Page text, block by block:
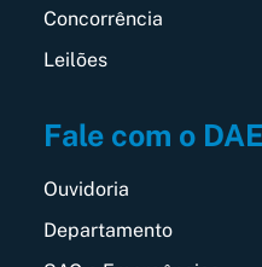
Concorrência
Leilões
Fale com o DAE
Ouvidoria
Departamento